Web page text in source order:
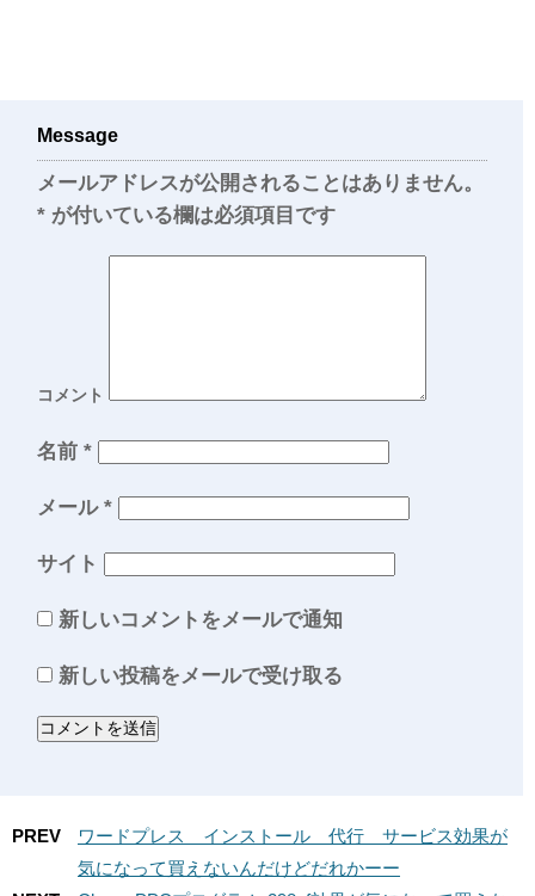
Message
メールアドレスが公開されることはありません。
* が付いている欄は必須項目です
コメント
名前 *
メール *
サイト
新しいコメントをメールで通知
新しい投稿をメールで受け取る
PREV
ワードプレス インストール 代行 サービス効果が
気になって買えないんだけどだれかーー